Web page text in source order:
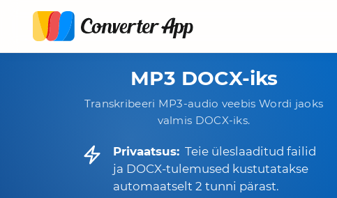
MP3 DOCX-iks
Transkribeeri MP3-audio veebis Wordi jaoks
valmis DOCX-iks.
Privaatsus: Teie üleslaaditud failid
ja DOCX-tulemused kustutatakse
automaatselt 2 tunni pärast.